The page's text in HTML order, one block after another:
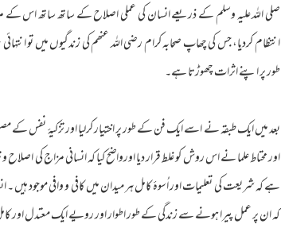
صلی اللہ علیہ وسلم کے ذریعے انسان کی عملی اصلاح کے ساتھ ساتھ اس کے
انتظام کردیا، جس کی چھاپ صحابہ کرام رضی اللہ عنھم کی زندگیوں میں تو
طور پر اپنے اثرات چھوڑتا ہے۔
بعد میں ایک طبقہ نے اسے ایک فن کے طور پر اختیار کرلیا اور تزکیۂ نفس
اور محتاط علما نے اس روش کو غلط قرار دیا اورواضح کیا کہ انسانی مزاج
ہے کہ شریعت کی تعلیمات اور اُسوۂ کامل ہر میدان میں کافی و وافی موجود
کہ ان پر عمل پیرا ہونے سے زندگی کے طور اطوار اور رویے ایک معتدل اور